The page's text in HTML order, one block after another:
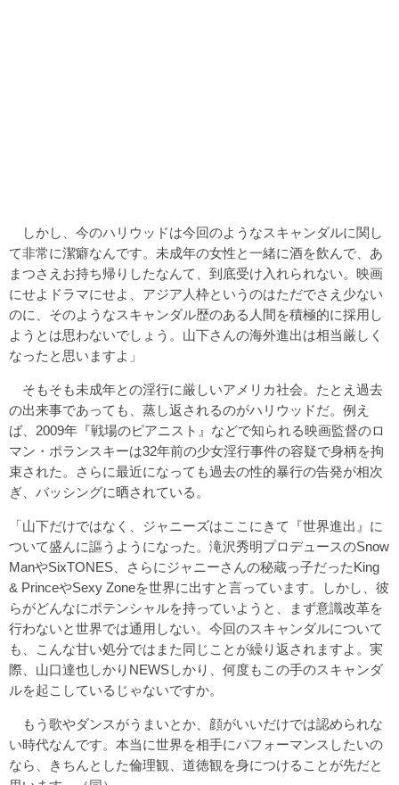
しかし、今のハリウッドは今回のようなスキャンダルに関し
て非常に潔癖なんです。未成年の女性と一緒に酒を飲んで、あ
まつさえお持ち帰りしたなんて、到底受け入れられない。映画
にせよドラマにせよ、アジア人枠というのはただでさえ少ない
のに、そのようなスキャンダル歴のある人間を積極的に採用し
ようとは思わないでしょう。山下さんの海外進出は相当厳しく
なったと思いますよ」
そもそも未成年との淫行に厳しいアメリカ社会。たとえ過去
の出来事であっても、蒸し返されるのがハリウッドだ。例え
ば、2009年『戦場のピアニスト』などで知られる映画監督のロ
マン・ポランスキーは32年前の少女淫行事件の容疑で身柄を拘
束された。さらに最近になっても過去の性的暴行の告発が相次
ぎ、バッシングに晒されている。
「山下だけではなく、ジャニーズはここにきて『世界進出』に
ついて盛んに謳うようになった。滝沢秀明プロデュースのSnow
ManやSixTONES、さらにジャニーさんの秘蔵っ子だったKing
& PrinceやSexy Zoneを世界に出すと言っています。しかし、彼
らがどんなにポテンシャルを持っていようと、まず意識改革を
行わないと世界では通用しない。今回のスキャンダルについて
も、こんな甘い処分ではまた同じことが繰り返されますよ。実
際、山口達也しかりNEWSしかり、何度もこの手のスキャンダ
ルを起こしているじゃないですか。
もう歌やダンスがうまいとか、顔がいいだけでは認められな
い時代なんです。本当に世界を相手にパフォーマンスしたいの
なら、きちんとした倫理観、道徳観を身につけることが先だと